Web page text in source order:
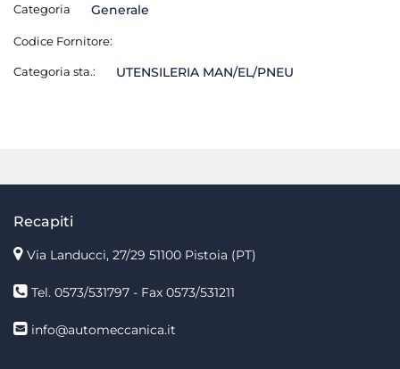
Categoria Generale
Codice Fornitore:
Categoria sta.: UTENSILERIA MAN/EL/PNEU
Recapiti
Via Landucci, 27/29 51100 Pistoia (PT)
Tel. 0573/531797 - Fax 0573/531211
info@automeccanica.it